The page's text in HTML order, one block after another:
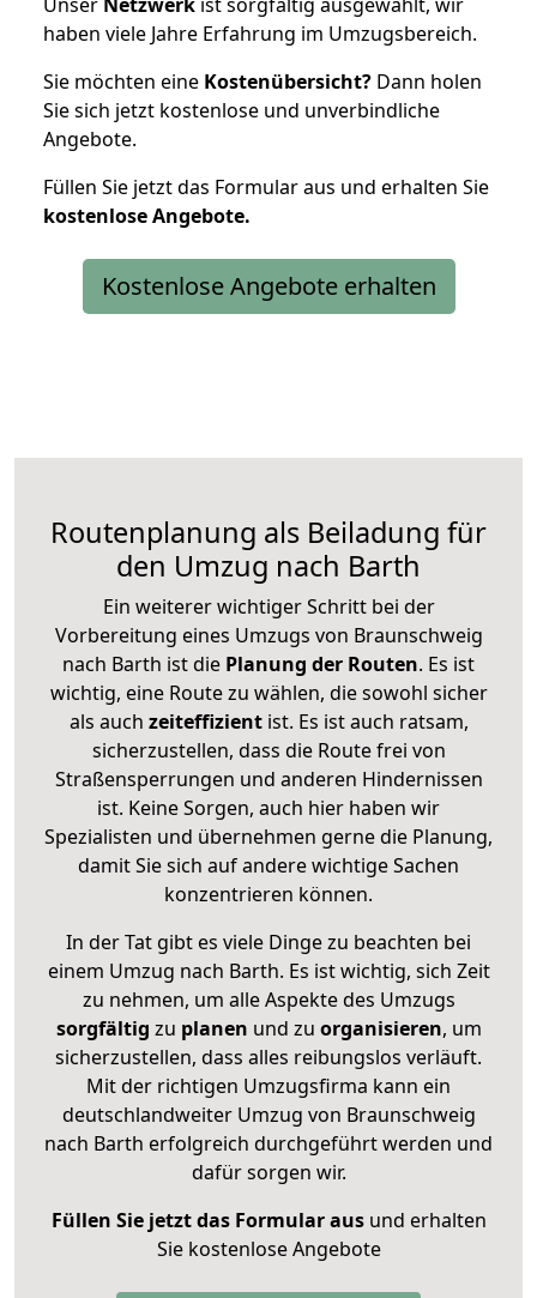
haben viele Jahre Erfahrung im Umzugsbereich.
Sie möchten eine Kostenübersicht? Dann holen
Sie sich jetzt kostenlose und unverbindliche
Angebote.
Füllen Sie jetzt das Formular aus und erhalten Sie
kostenloseAngebote.
Kostenlose Angebote erhalten
Routenplanung als Beiladung für
den Umzug nach Barth
Ein weiterer wichtiger Schritt bei der
Vorbereitung eines Umzugs von Braunschweig
nach Barth ist die Planung der Routen. Es ist
wichtig, eine Route zu wählen, die sowohl sicher
als auch zeiteffizientist. Es ist auch ratsam,
sicherzustellen, dass die Route frei von
Straßensperrungen und anderen Hindernissen
ist. Keine Sorgen, auch hier haben wir
Spezialisten und übernehmen gerne die Planung,
damit Sie sich auf andere wichtige Sachen
konzentrieren können.
In der Tat gibt es viele Dinge zu beachten bei
einem Umzug nach Barth. Es ist wichtig, sich Zeit
zu nehmen, um alle Aspekte des Umzugs
sorgfältig zu planen und zu organisieren, um
sicherzustellen, dass alles reibungslos verläuft.
Mit der richtigen Umzugsfirma kann ein
deutschlandweiter Umzug von Braunschweig
nach Barth erfolgreich durchgeführt werden und
dafür sorgen wir.
Füllen Sie jetzt das Formular ausund erhalten
Sie kostenlose Angebote